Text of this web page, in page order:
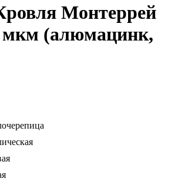
Монтеррей
мкм (алюмацинк,